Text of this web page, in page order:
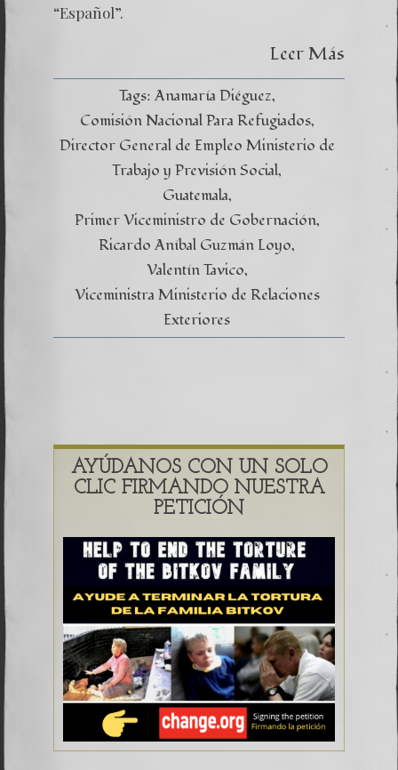
Refugio
“Español”.
Leer Más
Tags: Anamaría Diéguez
Comisión Nacional Para Refugiados
Director General de Empleo Ministerio de
Trabajo y Previsión Social
Guatemala
Primer Viceministro de Gobernación
Ricardo Aníbal Guzmán Loyo
Valentín Tavico
Viceministra Ministerio de Relaciones
Exteriores
AYÚDANOS CON UN SOLO
CLIC FIRMANDO NUESTRA
PETICIÓN